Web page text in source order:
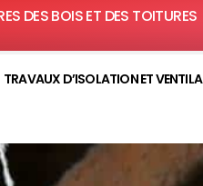
DES BOIS ET DES TOITURES
TRAVAUX D’ISOLATION ET